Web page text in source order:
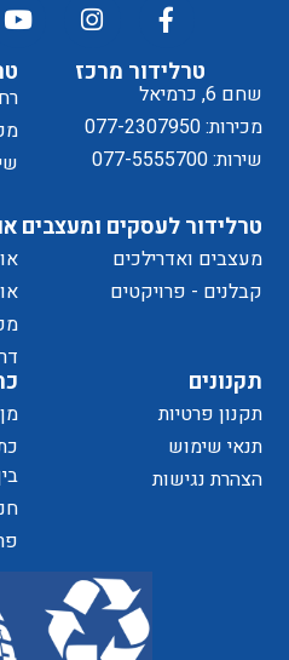
ל
מדיניות
הפרטיות
טרלידור מרכז
שחם 6, כרמיאל
מכירות: 077-2307950
שירות: 077-5555700
תקנונים
תקנון פרטיות
תנאי שימוש
הצהרת נגישות
טרלידור לעסקים ומעצבים
מעצבים ואדרילכים
קבלנים - פרויקטים